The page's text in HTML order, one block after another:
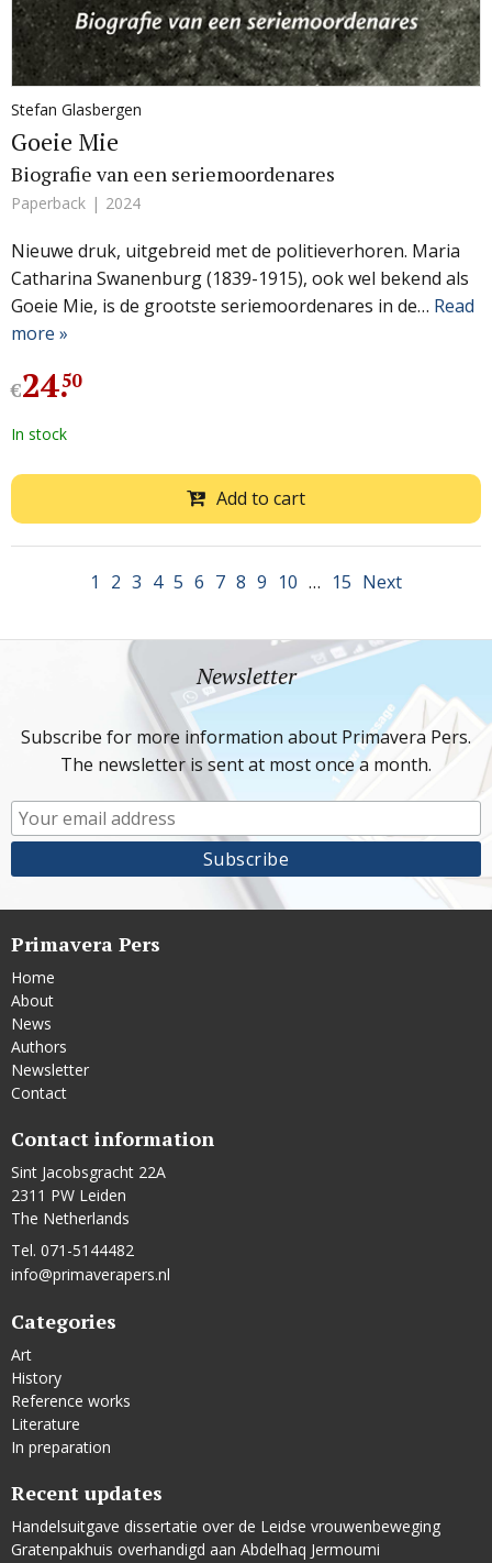
Stefan Glasbergen
Goeie Mie
Biografie van een seriemoordenares
Paperback 2024
Nieuwe druk, uitgebreid met de politieverhoren. Maria
Catharina Swanenburg (1839-1915), ook wel bekend als
Goeie Mie, is de grootste seriemoordenares in de… Read
more »
€24.
50
In stock
Add to cart
1 2 3 4 5 6 7 8 9 10 … 15 Next
Newsletter
Subscribe for more information about Primavera Pers.
The newsletter is sent at most once a month.
Primavera Pers
Home
About
News
Authors
Newsletter
Contact
Contact information
Sint Jacobsgracht 22A
2311 PW Leiden
The Netherlands
Tel. 071-5144482
info@primaverapers.nl
Categories
Art
History
Reference works
Literature
In preparation
Recent updates
Handelsuitgave dissertatie over de Leidse vrouwenbeweging
Gratenpakhuis overhandigd aan Abdelhaq Jermoumi